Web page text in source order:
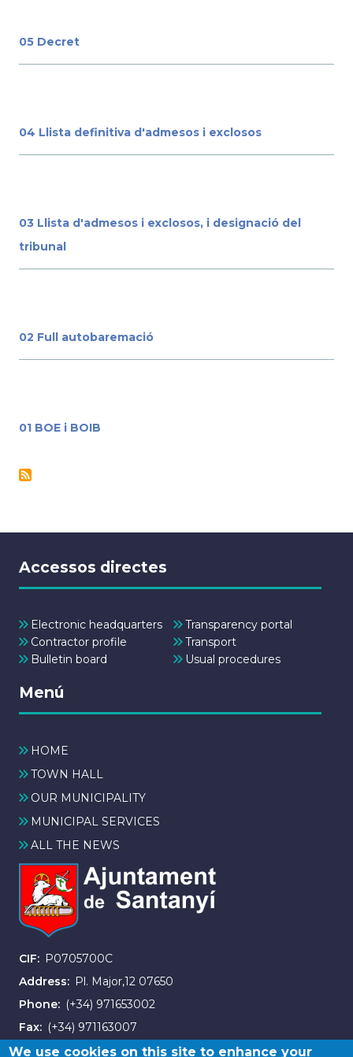
05 Decret
04 Llista definitiva d'admesos i exclosos
03 Llista d'admesos i exclosos, i designació del
tribunal
02 Full autobaremació
01 BOE i BOIB
Accessos directes
Electronic headquarters
Transparency portal
Contractor profile
Transport
Bulletin board
Usual procedures
Menú
HOME
TOWN HALL
OUR MUNICIPALITY
MUNICIPAL SERVICES
ALL THE NEWS
CIF
P0705700C
Address
Pl. Major,12 07650
Phone
(+34) 971653002
Fax
(+34) 971163007
We use cookies on this site to enhance your